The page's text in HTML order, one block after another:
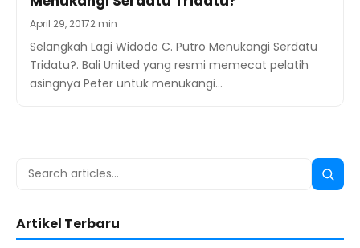
April 29, 20172 min
Selangkah Lagi Widodo C. Putro Menukangi Serdatu
Tridatu?. Bali United yang resmi memecat pelatih
asingnya Peter untuk menukangi…
Search
Search
Artikel Terbaru